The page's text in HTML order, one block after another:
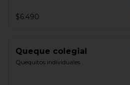
$6.490
Queque colegial
Quequitos individuales